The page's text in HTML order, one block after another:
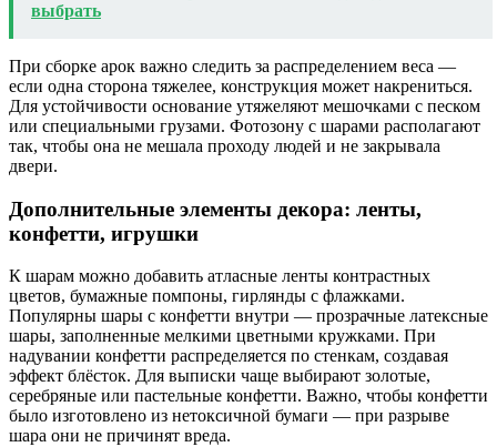
выбрать
При сборке арок важно следить за распределением веса —
если одна сторона тяжелее, конструкция может накрениться.
Для устойчивости основание утяжеляют мешочками с песком
или специальными грузами. Фотозону с шарами располагают
так, чтобы она не мешала проходу людей и не закрывала
двери.
Дополнительные элементы декора: ленты,
конфетти, игрушки
К шарам можно добавить атласные ленты контрастных
цветов, бумажные помпоны, гирлянды с флажками.
Популярны шары с конфетти внутри — прозрачные латексные
шары, заполненные мелкими цветными кружками. При
надувании конфетти распределяется по стенкам, создавая
эффект блёсток. Для выписки чаще выбирают золотые,
серебряные или пастельные конфетти. Важно, чтобы конфетти
было изготовлено из нетоксичной бумаги — при разрыве
шара они не причинят вреда.